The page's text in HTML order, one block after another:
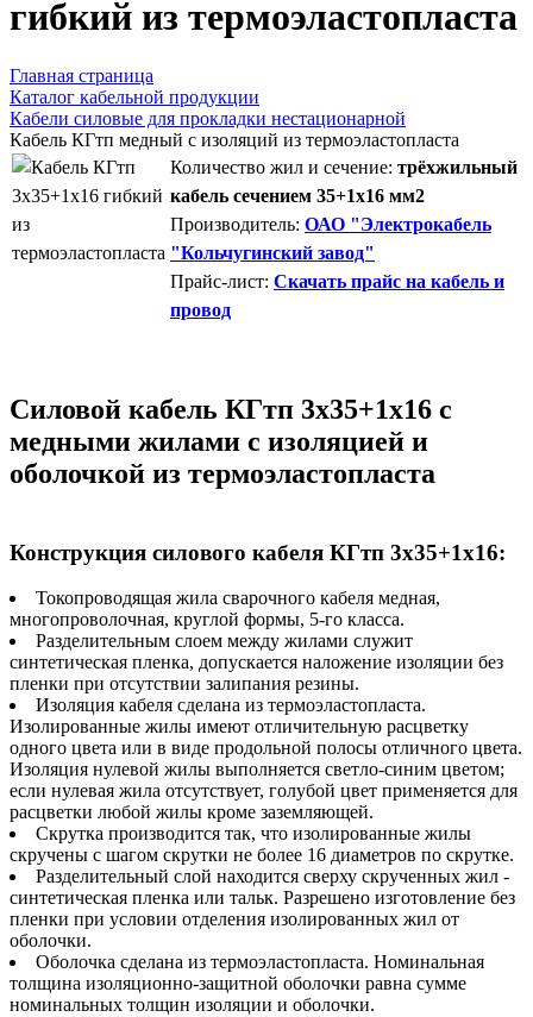
гибкий из термоэластопласта
Главная страница
Каталог кабельной продукции
Кабели силовые для прокладки нестационарной
Кабель КГтп медный с изоляций из термоэластопласта
Количество жил и сечение: трёхжильный
кабель сечением 35+1х16 мм2
Производитель: ОАО "Электрокабель
"Кольчугинский завод"
Прайс-лист: Скачать прайс на кабель и
провод
Силовой кабель КГтп 3х35+1х16 с
медными жилами с изоляцией и
оболочкой из термоэластопласта
Конструкция силового кабеля КГтп 3х35+1х16:
Токопроводящая жила сварочного кабеля медная,
многопроволочная, круглой формы, 5-го класса.
Разделительным слоем между жилами служит
синтетическая пленка, допускается наложение изоляции без
пленки при отсутствии залипания резины.
Изоляция кабеля сделана из термоэластопласта.
Изолированные жилы имеют отличительную расцветку
одного цвета или в виде продольной полосы отличного цвета.
Изоляция нулевой жилы выполняется светло-синим цветом;
если нулевая жила отсутствует, голубой цвет применяется для
расцветки любой жилы кроме заземляющей.
Скрутка производится так, что изолированные жилы
скручены с шагом скрутки не более 16 диаметров по скрутке.
Разделительный слой находится сверху скрученных жил -
синтетическая пленка или тальк. Разрешено изготовление без
пленки при условии отделения изолированных жил от
оболочки.
Оболочка сделана из термоэластопласта. Номинальная
толщина изоляционно-защитной оболочки равна сумме
номинальных толщин изоляции и оболочки.